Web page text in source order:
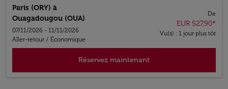
Paris (ORY) à
Ouagadougou (OUA)
07/11/2026 - 11/11/2026
Aller-retour / Économique
De
EUR 527,90*
Vu(s) : 1 jour plus tôt
Réservez maintenant